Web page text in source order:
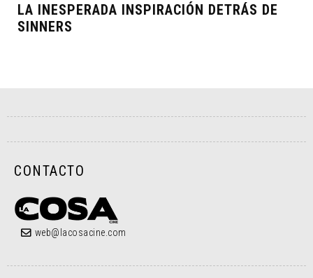
LA INESPERADA INSPIRACIÓN DETRÁS DE
SINNERS
CONTACTO
web@lacosacine.com